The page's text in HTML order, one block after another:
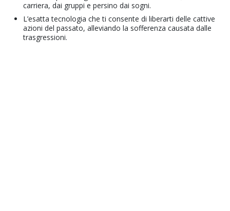
carriera, dai gruppi e persino dai sogni.
L’esatta tecnologia che ti consente di liberarti delle cattive
azioni del passato, alleviando la sofferenza causata dalle
trasgressioni.